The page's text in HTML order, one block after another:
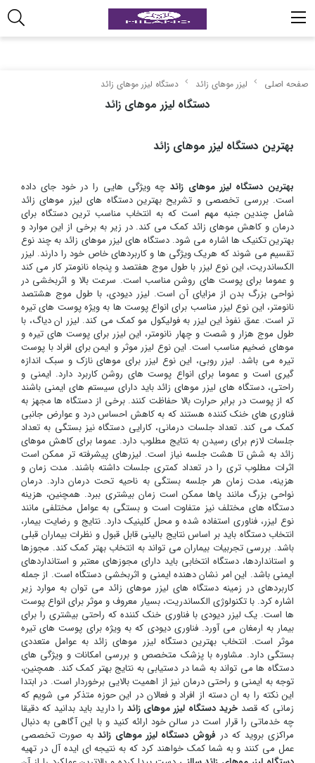
صفحه اصلی لیزر موهای زائد دستگاه لیزر موهای زائد
دستگاه لیزر موهای زائد
بهترین دستگاه لیزر موهای زائد
بهترین دستگاه لیزر موهای زائد چه ویژگی هایی را در خود جای داده
است. بررسی تخصصی و تشریح بهترین دستگاه های لیزر موهای زائد
شامل چندین جنبه مهم است که به انتخاب مناسب ترین دستگاه برای
درمان و کاهش موهای زائد کمک می کند. در زیر به برخی از این موارد و
بهترین تکنیک ها اشاره می شود. دستگاه های لیزر موهای زائد به چند نوع
تقسیم می شوند که هریک ویژگی ها و کاربردهای خاص خود را دارند. لیزر
الکساندریت، این نوع لیزر با طول موج هفتصد و پنجاه نانومتر کار می کند
و عموما برای پوست های روشن مناسب است. سرعت بالا و اثربخشی در
نواحی بزرگ بدن از مزایای آن است. لیزر دیودی، با طول موج هشتصد
نانومتر، این نوع لیزر مناسب برای انواع پوست ها به ویژه پوست های تیره
تر است. عمق نفوذ این لیزر به فولیکول مو کمک می کند. لیزر ان دیاگ، با
طول موج هزار و شصت و چهار نانومتر، این لیزر برای پوست های تیره و
موهای ضخیم مناسب است. این نوع لیزر موثر و ایمن برای افراد با پوست
تیره می باشد. لیزر روبی، این نوع لیزر برای موهای نازک و سبک اندازه
گیری است و عموما برای انواع پوست های روشن کاربرد دارد. ایمنی و
راحتی، دستگاه های لیزر موهای زائد باید دارای سیستم های ایمنی باشند
که از پوست در برابر حرارت بالا حفاظت کنند. برخی از دستگاه ها مجهز به
فناوری های خنک کننده هستند که به کاهش احساس درد و عوارض جانبی
کمک می کند. تعداد جلسات درمانی، کارایی دستگاه نیز بستگی به تعداد
جلسات لازم برای رسیدن به نتایج مطلوب دارد. عموما برای کاهش موهای
زائد به شش تا هشت جلسه نیاز است. لیزرهای پیشرفته تر ممکن است
اثرات مطلوب تری را در تعداد کمتری جلسات داشته باشند. مدت زمان و
هزینه، مدت زمان هر جلسه بستگی به ناحیه تحت درمان دارد. درمان
نواحی بزرگ مانند پاها ممکن است زمان بیشتری ببرد. همچنین، هزینه
دستگاه های مختلف نیز متفاوت است و بستگی به عوامل مختلفی مانند
نوع لیزر، فناوری استفاده شده و محل کلینیک دارد. نتایج و رضایت بیمار،
انتخاب دستگاه باید بر اساس نتایج بالینی قابل قبول و نظرات بیماران قبلی
باشد. بررسی تجربیات بیماران می تواند به انتخاب بهتر کمک کند. مجوزها
و استانداردها، دستگاه انتخابی باید دارای مجوزهای معتبر و استانداردهای
ایمنی باشد. این امر نشان دهنده ایمنی و اثربخشی دستگاه است. از جمله
کاربردهای در زمینه دستگاه های لیزر موهای زائد می توان به موارد زیر
اشاره کرد. با تکنولوژی الکساندریت، بسیار معروف و موثر برای انواع پوست
ها است. یک لیزر دیودی با فناوری خنک کننده که راحتی بیشتری را برای
بیمار به ارمغان می آورد. فناوری دیودی که به ویژه برای پوست های تیره
موثر است. انتخاب بهترین دستگاه لیزر موهای زائد به عوامل متعددی
بستگی دارد. مشاوره با پزشک متخصص و بررسی امکانات و ویژگی های
دستگاه ها می تواند به شما در دستیابی به نتایج بهتر کمک کند. همچنین،
توجه به ایمنی و راحتی درمان نیز از اهمیت بالایی برخوردار است. در ابتدا
این نکته را به ان دسته از افراد و فعالان در این حوزه متذکر می شویم که
زمانی که قصد خرید دستگاه لیزر موهای زائد را دارید باید بدانید که دقیقا
چه خدماتی را قرار است در سالن خود ارائه کنید و با این آگاهی به دنبال
مراکزی بروید که در فروش دستگاه لیزر موهای زائد به صورت تخصصی
عمل می کنند و به شما کمک خواهند کرد که به نتیجه ای ایده آل در تهیه